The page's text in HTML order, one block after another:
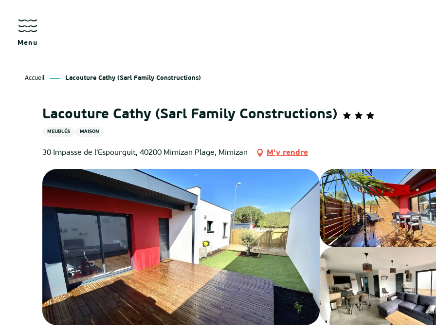
contenu
principal
Menu
Accueil Lacouture Cathy (Sarl Family Constructions)
Lacouture Cathy (Sarl Family Constructions)
MEUBLÉS MAISON
30 Impasse de l'Espourguit, 40200 Mimizan Plage, Mimizan M'y rendre